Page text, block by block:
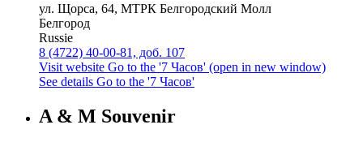
ул. Щорса, 64, МТРК Белгородский Молл
Белгород
Russie
8 (4722) 40-00-81, доб. 107
Visit website Go to the '7 Часов' (open in new window)
See details Go to the '7 Часов'
A & M Souvenir